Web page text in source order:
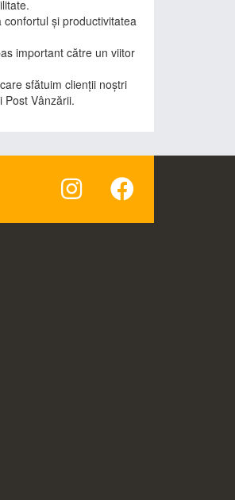
și productivitatea
important către un viitor
sfătuim clienții noștri
Vânzării.